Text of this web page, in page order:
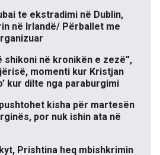
te ekstradimi në Dublin,
në Irlandë/ Përballet me
shikoni në kronikën e zezë”,
momenti kur Kristjan
kur dilte nga paraburgimi
kisha për martesën
por nuk ishin ata në
Prishtina heq mbishkrimin